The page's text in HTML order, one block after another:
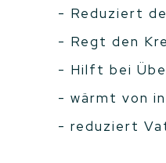
- Reduziert
- Regt den
- Hilft bei
- wärmt von
- reduziert